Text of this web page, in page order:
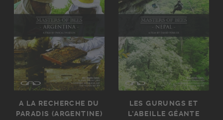
A LA RECHERCHE DU
PARADIS (ARGENTINE)
LES GURUNGS ET
L'ABEILLE GÉANTE